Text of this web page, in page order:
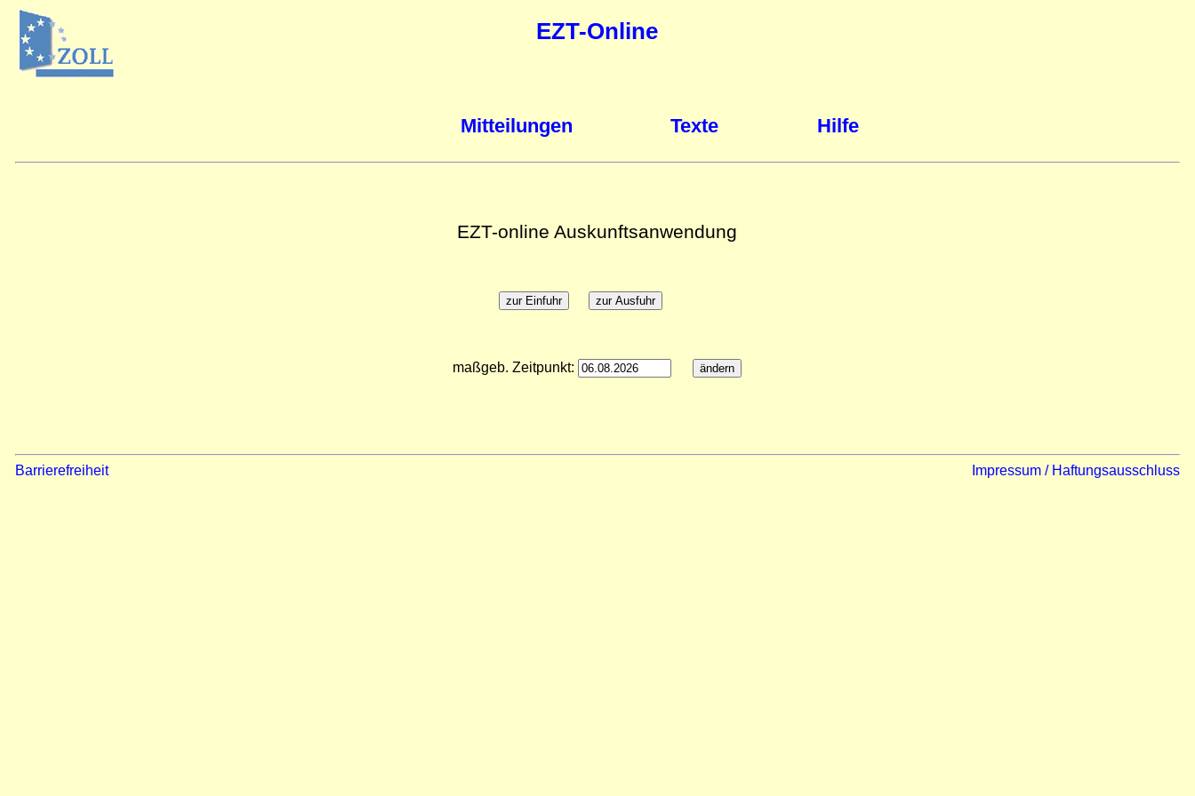
EZT-Online
Mitteilungen Texte Hilfe
EZT-online Auskunftsanwendung
maßgeb. Zeitpunkt:
Barrierefreiheit Impressum / Haftungsausschluss